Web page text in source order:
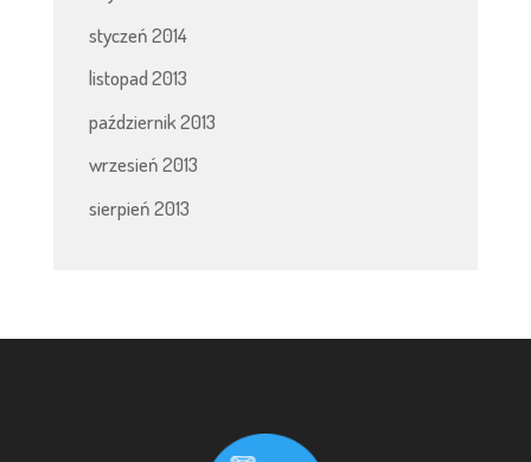
styczeń 2014
listopad 2013
październik 2013
wrzesień 2013
sierpień 2013